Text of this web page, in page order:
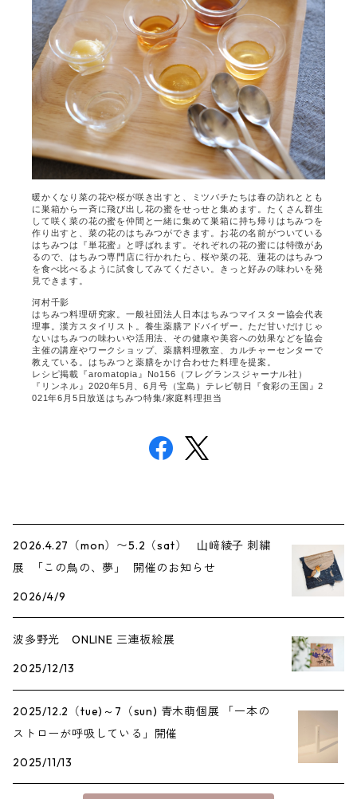
暖かくなり菜の花や桜が咲き出すと、ミツバチたちは春の訪れととも
に巣箱から一斉に飛び出し花の蜜をせっせと集めます。たくさん群生
して咲く菜の花の蜜を仲間と一緒に集めて巣箱に持ち帰りはちみつを
作り出すと、菜の花のはちみつができます。お花の名前がついている
はちみつは『単花蜜』と呼ばれます。それぞれの花の蜜には特徴があ
るので、はちみつ専門店に行かれたら、桜や菜の花、蓮花のはちみつ
を食べ比べるように試食してみてください。きっと好みの味わいを発
見できます。
河村千影
はちみつ料理研究家。一般社団法人日本はちみつマイスター協会代表
理事。漢方スタイリスト。養生薬膳アドバイザー。ただ甘いだけじゃ
ないはちみつの味わいや活用法、その健康や美容への効果などを協会
主催の講座やワークショップ、薬膳料理教室、カルチャーセンターで
教えている。はちみつと薬膳をかけ合わせた料理を提案。
レシピ掲載『aromatopia 』 No156 （フレグランスジャーナル社）
『リンネル』 2020年5 月、6 月号（宝島）テレビ朝日『食彩の王国』2
021年6 月 5日放送はちみつ特集/家庭料理担当
2026.4.27（mon）〜5.2（sat） ⼭﨑綾⼦ 刺繍
展 「この⿃の、夢」 開催のお知らせ
2026/4/9
波多野光 ONLINE 三連板絵展
2025/12/13
2025/12.2（tue)～7（sun) 青木萌個展 「一本の
ストローが呼吸している」開催
2025/11/13